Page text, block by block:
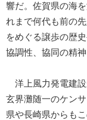
響だ。佐賀県の海
れまで何代も前の
をめぐる譲歩の歴
協調性、協同の精
洋上風力発電建設
玄界灘随一のケン
県や長崎県からも